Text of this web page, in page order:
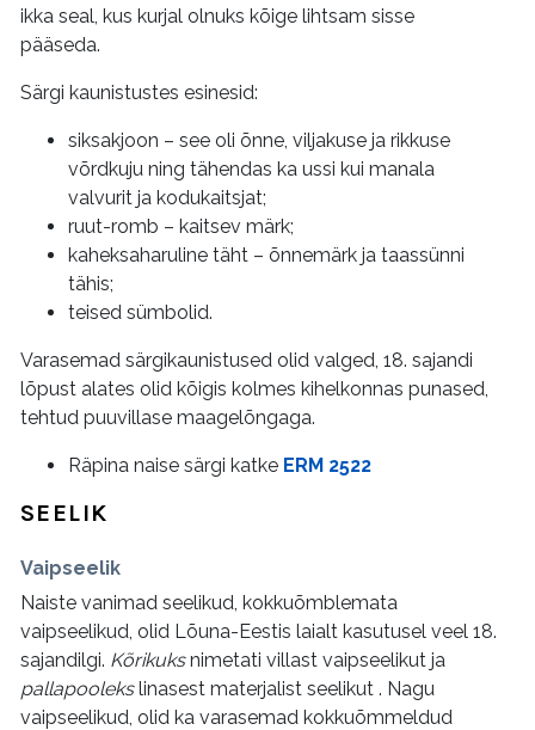
ikka seal, kus kurjal olnuks kõige lihtsam sisse
pääseda.
Särgi kaunistustes esinesid:
siksakjoon – see oli õnne, viljakuse ja rikkuse
võrdkuju ning tähendas ka ussi kui manala
valvurit ja kodukaitsjat;
ruut-romb – kaitsev märk;
kaheksaharuline täht – õnnemärk ja taassünni
tähis;
teised sümbolid.
Varasemad särgikaunistused olid valged, 18. sajandi
lõpust alates olid kõigis kolmes kihelkonnas punased,
tehtud puuvillase maagelõngaga.
Räpina naise särgi katke ERM 2522
SEELIK
Vaipseelik
Naiste vanimad seelikud, kokkuõmblemata
vaipseelikud, olid Lõuna-Eestis laialt kasutusel veel 18.
sajandilgi. Kõrikuksnimetati villast vaipseelikut ja
pallapoolekslinasest materjalist seelikut . Nagu
vaipseelikud, olid ka varasemad kokkuõmmeldud